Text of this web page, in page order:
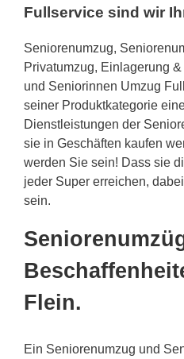
Fullservice sind wir
Seniorenumzug,
Privatumzug, Einlagerung
und Seniorinnen Umzug
seiner Produktkategorie
Dienstleistungen der
sie in Geschäften kaufen
werden Sie sein! Dass sie
jeder Super erreichen,
sein.
Flein.
Ein Seniorenumzug und